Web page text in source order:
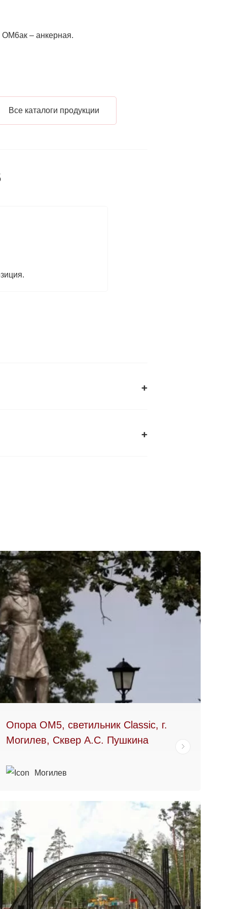
ОМ6ак – анкерная.
Все каталоги продукции
Опора ОМ5, светильник Classic, г.
Могилев, Сквер А.С. Пушкина
Могилев